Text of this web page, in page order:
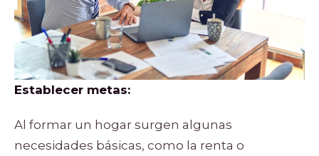
Establecer metas:
Al formar un hogar surgen algunas
necesidades básicas, como la renta o